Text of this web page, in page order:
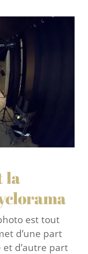
la
est tout
d’une part
d’autre part